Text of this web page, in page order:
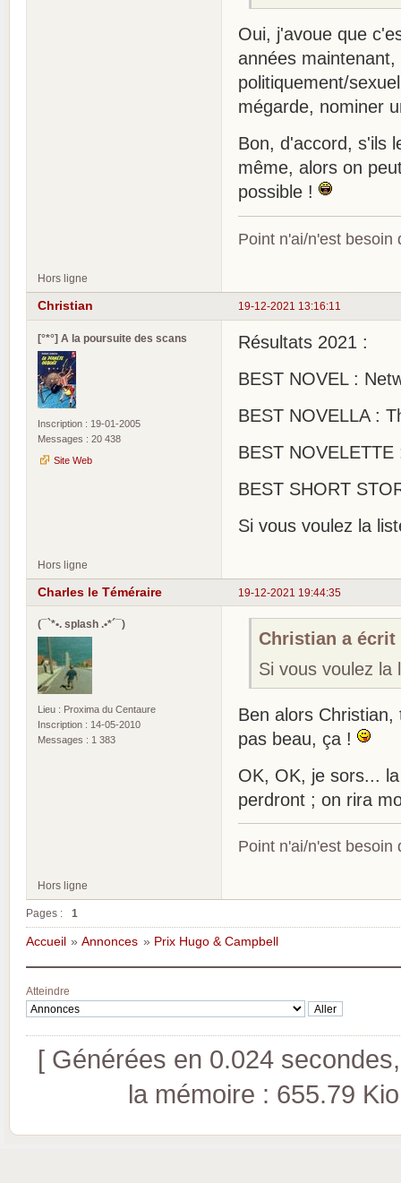
Oui, j'avoue que
années
politiquement/
mégarde, nominer
Bon, d'accord, s'ils
même, alors on
possible !
Point n'ai/n'est besoin
Hors ligne
19-12-2021 13:16:11
Christian
[°*°] A la poursuite des scans
Inscription : 19-01-2005
Messages : 20 438
Site Web
Résultats 2021 :
BEST NOVEL :
BEST NOVELLA :
BEST
BEST SHORT
Si vous voulez la
Hors ligne
19-12-2021 19:44:35
Charles le Téméraire
(¯`*•. splash .•*´¯)
Lieu : Proxima du Centaure
Inscription : 14-05-2010
Messages : 1 383
Christian a écrit
Si vous voulez
Ben alors
pas beau, ça !
OK, OK, je sors...
perdront ; on rira
Point n'ai/n'est besoin
Hors ligne
Pages : 1
Accueil »Annonces » Prix Hugo & Campbell
Atteindre
[ Générées en 0.024
la mémoire : 655.79